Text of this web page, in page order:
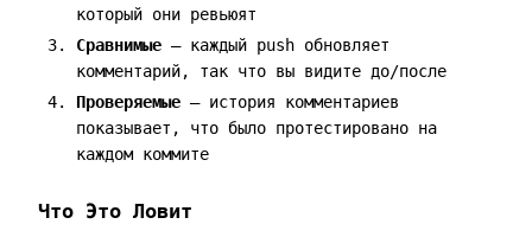
который они ревьюят
Сравнимые — каждый push обновляет
комментарий, так что вы видите до/после
Проверяемые — история комментариев
показывает, что было протестировано на
каждом коммите
Что Это Ловит